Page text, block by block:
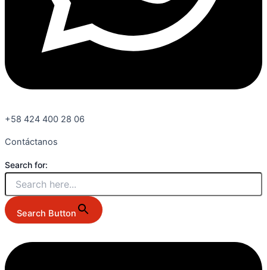
+58 424 400 28 06
Contáctanos
Search for:
Search Button